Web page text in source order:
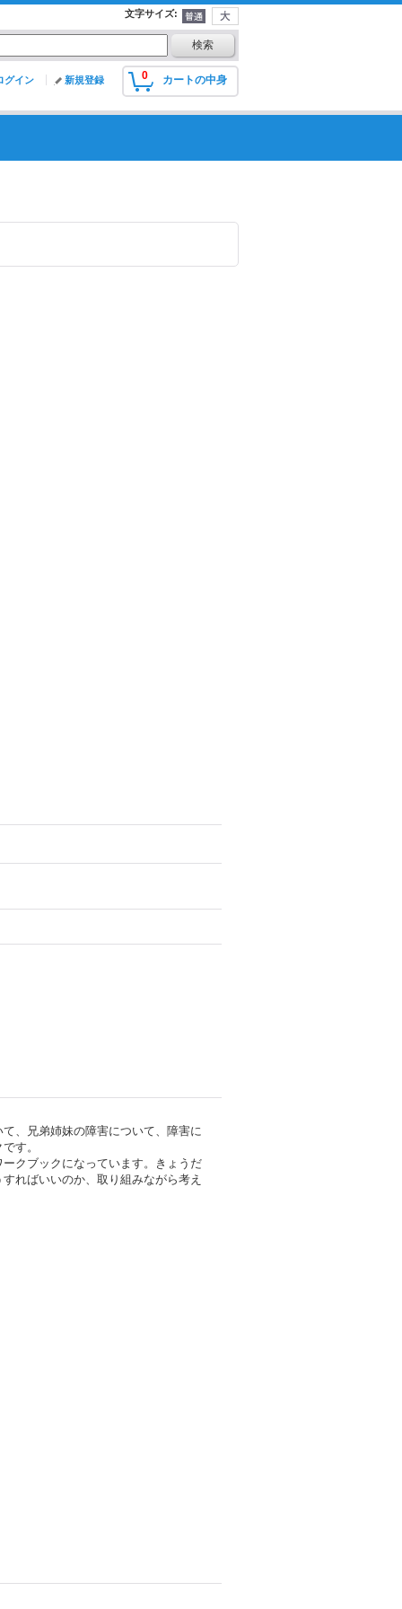
文字サイズ:
0 カートの中身
グイン 新規登録
、兄弟姉妹の障害について、障害に
す。
クブックになっています。きょうだ
ればいいのか、取り組みながら考え